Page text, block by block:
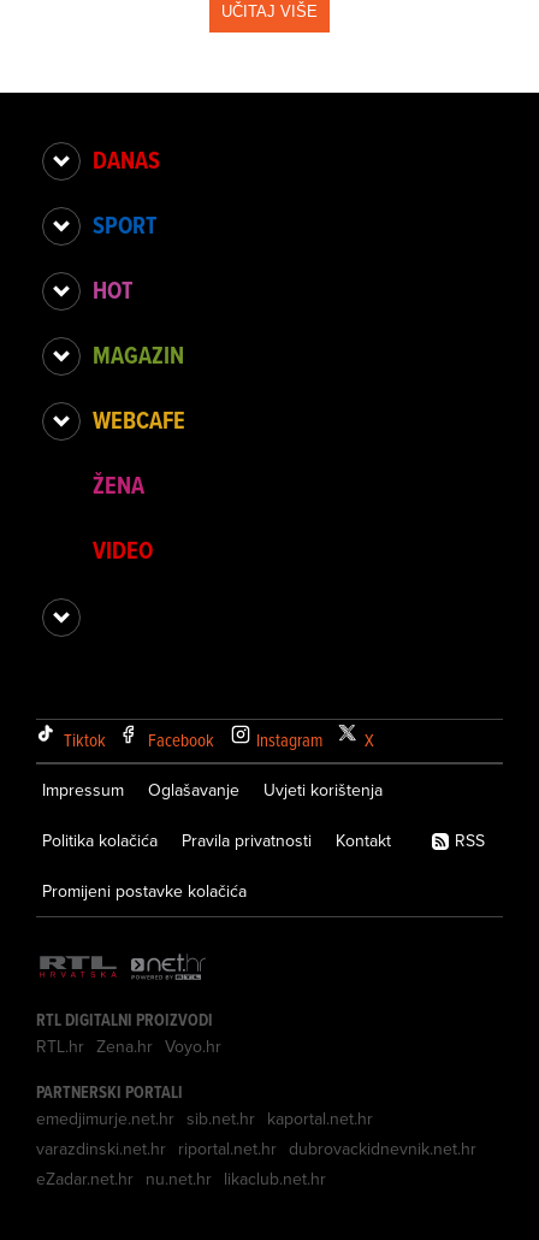
UČITAJ VIŠE
DANAS
SPORT
HOT
MAGAZIN
WEBCAFE
ŽENA
VIDEO
Tiktok Facebook Instagram X
Impressum Oglašavanje Uvjeti korištenja
Politika kolačića Pravila privatnosti Kontakt
Promijeni postavke kolačića
RSS
RTL DIGITALNI PROIZVODI
RTL.hr Zena.hr Voyo.hr
PARTNERSKI PORTALI
emedjimurje.net.hr sib.net.hr kaportal.net.hr
varazdinski.net.hr riportal.net.hr dubrovackidnevnik.net.hr
eZadar.net.hr nu.net.hr likaclub.net.hr